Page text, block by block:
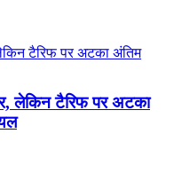
लेकिन टैरिफ पर अटका